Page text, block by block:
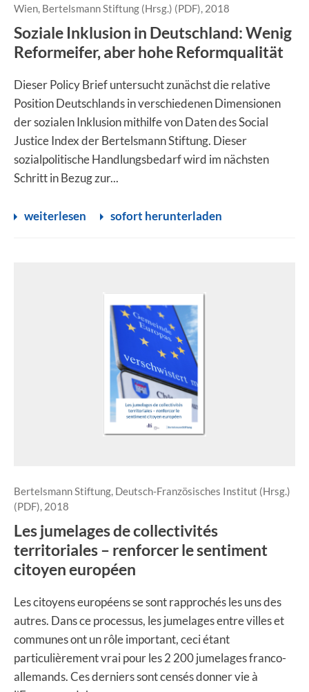
Wien, Bertelsmann Stiftung (Hrsg.) (PDF), 2018
Soziale Inklusion in Deutschland: Wenig
Reformeifer, aber hohe Reformqualität
Dieser Policy Brief untersucht zunächst die relative
Position Deutschlands in verschiedenen Dimensionen
der sozialen Inklusion mithilfe von Daten des Social
Justice Index der Bertelsmann Stiftung. Dieser
sozialpolitische Handlungsbedarf wird im nächsten
Schritt in Bezug zur...
weiterlesen sofort herunterladen
Bertelsmann Stiftung, Deutsch-Französisches Institut (Hrsg.)
(PDF), 2018
Les jumelages de collectivités
territoriales – renforcer le sentiment
citoyen européen
Les citoyens européens se sont rapprochés les uns des
autres. Dans ce processus, les jumelages entre villes et
communes ont un rôle important, ceci étant
particulièrement vrai pour les 2 200 jumelages franco-
allemands. Ces derniers sont censés donner vie à